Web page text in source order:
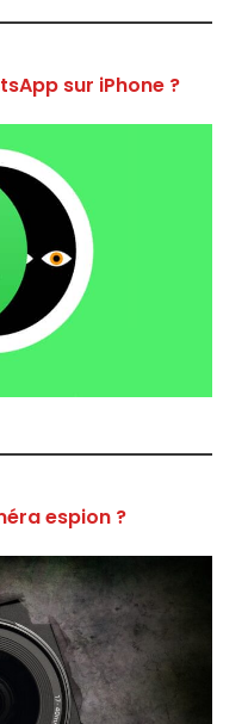
sur iPhone ?
espion ?